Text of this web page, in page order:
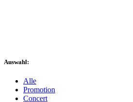
Auswahl:
Alle
Promotion
Concert